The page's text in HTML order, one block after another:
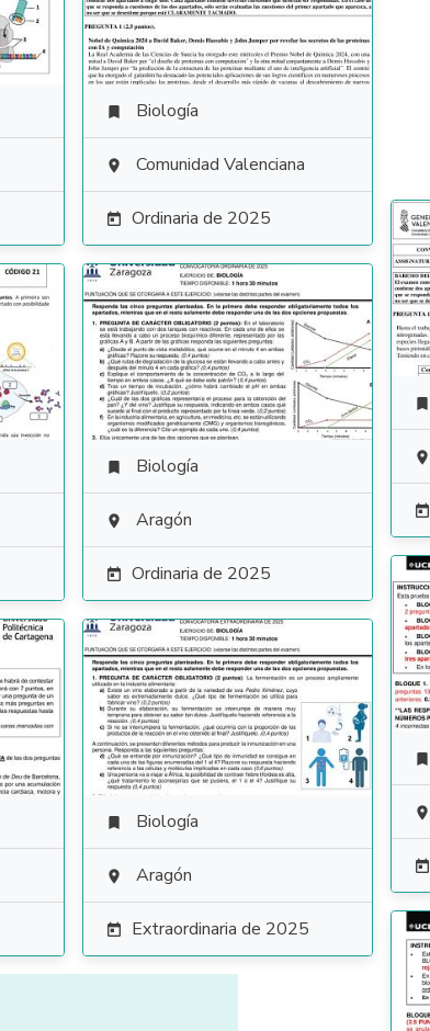
 Biología
 Comunidad Valenciana
 Ordinaria de 2025



 Biología
 Aragón
 Ordinaria de 2025



 Biología
 Aragón
 Extraordinaria de 2025